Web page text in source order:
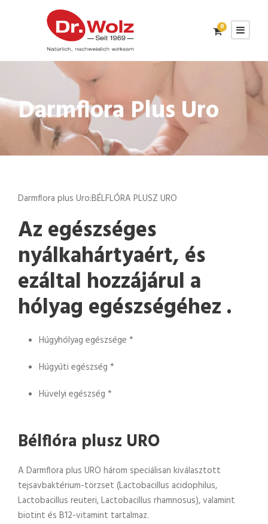
0
Darmflora Plus Uro
Darmflora plus Uro:BÉLFLÓRA PLUSZ URO
Az egészséges
nyálkahártyaért, és
ezáltal hozzájárul a
hólyag egészségéhez .
Húgyhólyag egészsége *
Húgyúti egészség *
Hüvelyi egészség *
Bélflóra plusz URO
A Darmflora plus URO három speciálisan kiválasztott
tejsavbaktérium-törzset (Lactobacillus acidophilus,
Lactobacillus reuteri, Lactobacillus rhamnosus), valamint
biotint és B12-vitamint tartalmaz.